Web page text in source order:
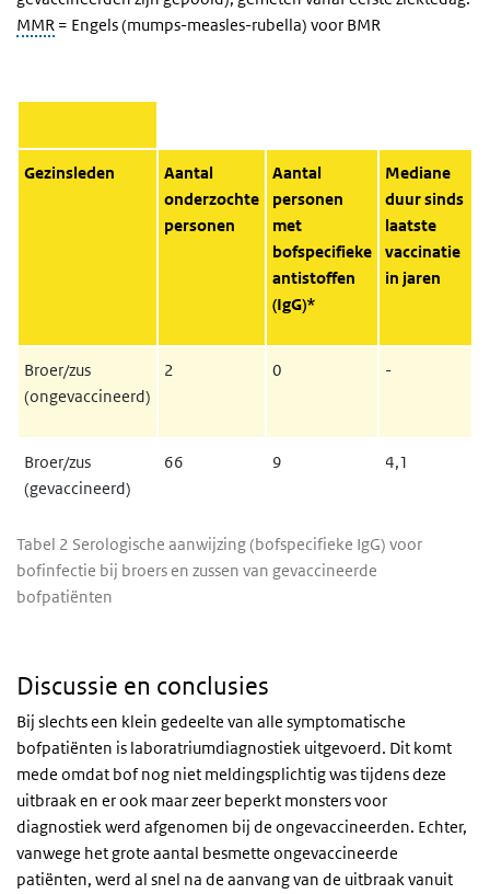
MMR = Engels (mumps-measles-rubella) voor BMR
Tabel 2 Serologische aanwijzing (bofspecifieke IgG) voor
bofinfectie bij broers en zussen van gevaccineerde
bofpatiënten
Gezinsleden
Aantal
onderzochte
personen
Aantal
personen
met
bofspecifieke
antistoffen
(IgG)*
Mediane
duur sinds
laatste
vaccinatie
in jaren
Broer/zus
(ongevaccineerd)
2 0 -
Broer/zus
(gevaccineerd)
66 9 4,1
Discussie en conclusies
Bij slechts een klein gedeelte van alle symptomatische
bofpatiënten is laboratriumdiagnostiek uitgevoerd. Dit komt
mede omdat bof nog niet meldingsplichtig was tijdens deze
uitbraak en er ook maar zeer beperkt monsters voor
diagnostiek werd afgenomen bij de ongevaccineerden. Echter,
vanwege het grote aantal besmette ongevaccineerde
patiënten, werd al snel na de aanvang van de uitbraak vanuit